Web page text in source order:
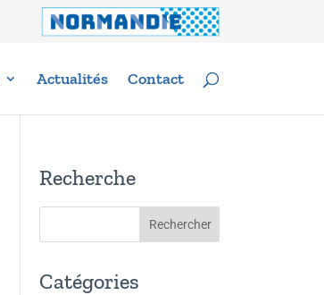
Actualités Contact
Recherche
Catégories